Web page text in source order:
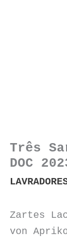
Três
DOC
Zartes
von